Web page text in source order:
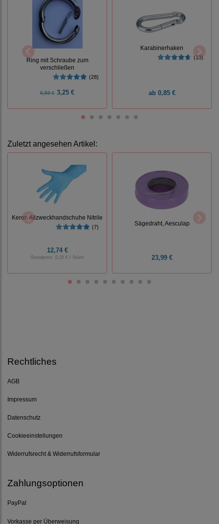
Ring mit Schraube zum
verschließen
(28)
6,50 € 3,25 €
Karabinerhaken
(13)
ab0,85 €
Zuletzt angesehen Artikel:
Keron Allzweckhandschuhe Nitrile
(7)
12,74 €
Grundpreis: 0,25 € / Stück
Sägedraht, Aesculap
23,99 €
Rechtliches
AGB
Impressum
Datenschutz
Cookieeinstellungen
Widerrufsrecht & Widerrufsformular
Zahlungsoptionen
PayPal
Vorkasse per Überweisung